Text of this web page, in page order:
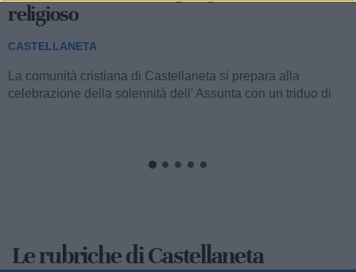
religioso
CASTELLANETA
La comunità cristiana di Castellaneta si prepara alla
celebrazione della solennità dell' Assunta con un triduo di
Le rubriche di Castellaneta